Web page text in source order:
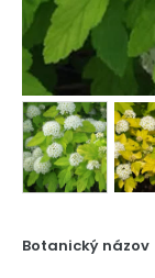
Botanický názov